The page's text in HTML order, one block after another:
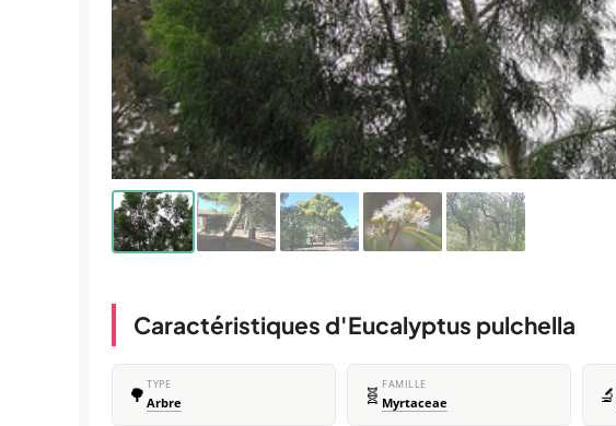
Caractéristiques d'Eucalyptus pulchella
🌳 TYPE
Arbre 🧬 FAMILLE
Myrtaceae 🔬